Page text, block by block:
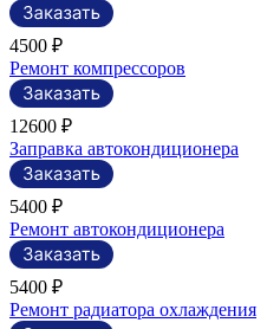
4500 ₽
Ремонт компрессоров
12600 ₽
Заправка автокондиционера
5400 ₽
Ремонт автокондиционера
5400 ₽
Ремонт радиатора охлаждения